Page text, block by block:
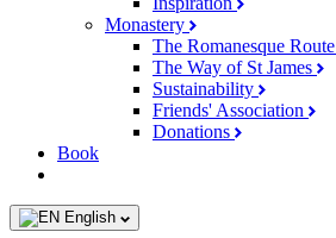
Monastery
The Romanesque Route
The Way of St James
Sustainability
Friends' Association
Donations
Book
English